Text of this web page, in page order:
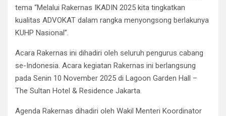
tema “Melalui Rakernas IKADIN 2025 kita tingkatkan
kualitas ADVOKAT dalam rangka menyongsong berlakunya
KUHP Nasional”.
Acara Rakernas ini dihadiri oleh seluruh pengurus cabang
se-Indonesia. Acara kegiatan Rakernas ini berlangsung
pada Senin 10 November 2025 di Lagoon Garden Hall –
The Sultan Hotel & Residence Jakarta.
Agenda Rakernas dihadiri oleh Wakil Menteri Koordinator